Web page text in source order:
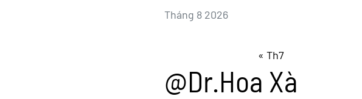
Tháng 8 2026
« Th7
@Dr.Hoa Xà